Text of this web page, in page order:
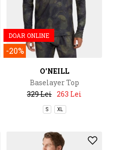
DOAR ONLINE
-20%
O'NEILL
Baselayer Top
329 Lei 263 Lei
S XL